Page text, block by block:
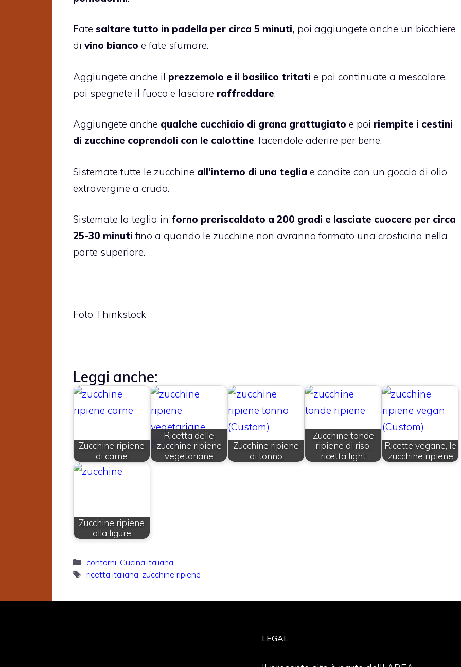
Fate saltare tutto in padella per circa 5 minuti, poi aggiungete anche un bicchiere
di vino bianco e fate sfumare.
Aggiungete anche il prezzemolo e il basilico tritati e poi continuate a mescolare,
poi spegnete il fuoco e lasciare raffreddare.
Aggiungete anche qualche cucchiaio di grana grattugiato e poi riempite i cestini
di zucchine coprendoli con le calottine, facendole aderire per bene.
Sistemate tutte le zucchine all’interno di una teglia e condite con un goccio di olio
extravergine a crudo.
Sistemate la teglia in forno preriscaldato a 200 gradi e lasciate cuocere per circa
25-30 minuti fino a quando le zucchine non avranno formato una crosticina nella
parte superiore.
Foto Thinkstock
Leggi anche:
Zucchine ripiene
di carne
Ricetta delle
zucchine ripiene
vegetariane
Zucchine ripiene
di tonno
Zucchine tonde
ripiene di riso,
ricetta light
Ricette vegane, le
zucchine ripiene
Zucchine ripiene
alla ligure
Categorie
contorni, Cucina italiana
Tag
ricetta italiana, zucchine ripiene
LEGAL